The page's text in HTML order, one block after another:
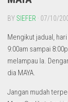
BY SIEFER · 07/10/
Mengikut jadual,
9:00am sampai
melampau la.
dia MAYA.
Jangan mudah